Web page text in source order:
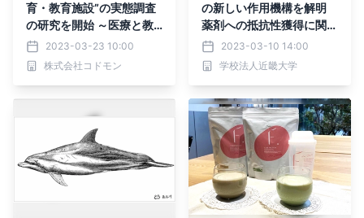
育・教育施設”の実態調査
の研究を開始 ～医療と教
育の連携のための課題把握
を目指す～
2023-03-23 10:00
株式会社コドモン
の新しい作用機構を解明
薬剤への抵抗性獲得に関す
るこれまでの常識を覆す仕
組みも発見
2023-03-10 14:00
学校法人近畿大学